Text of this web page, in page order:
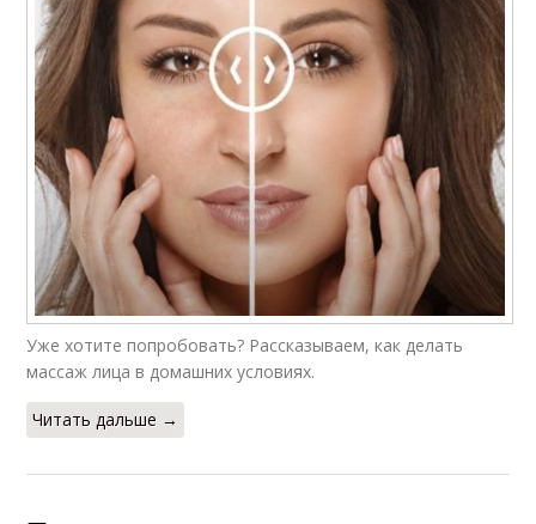
Уже хотите попробовать? Рассказываем, как делать
массаж лица в домашних условиях.
Читать дальше →